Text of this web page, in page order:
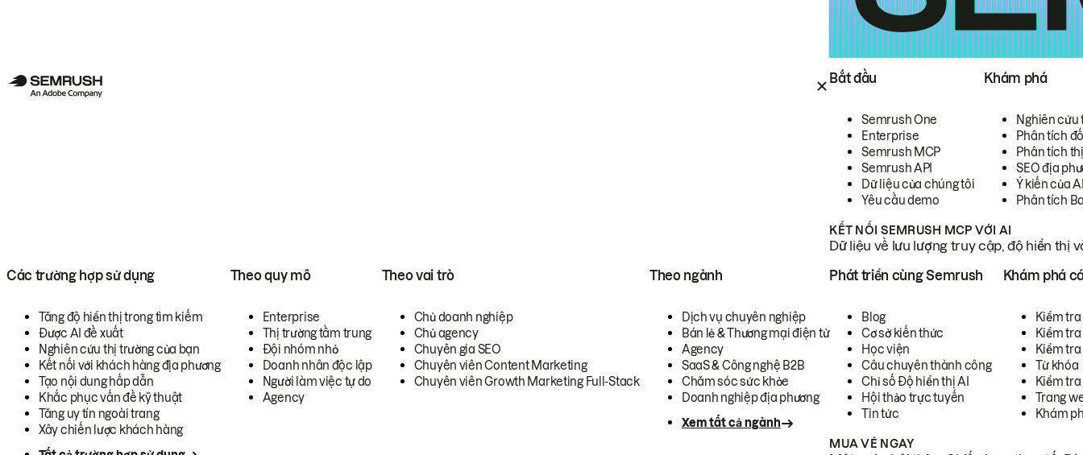
Bắt đầu
Semrush One
Enterprise
Semrush MCP
Semrush API
Dữ liệu của chúng tôi
Yêu cầu demo
Khám phá
Nghiên cứu
Phân tích
Phân tích
SEO địa
Ý kiến của
Phân tích
KẾT NỐI SEMRUSH MCP VỚI AI
Dữ liệu về lưu lượng truy cập, độ hiển thị
Các trường hợp sử dụng
Tăng độ hiển thị trong tìm kiếm
Được AI đề xuất
Nghiên cứu thị trường của bạn
Kết nối với khách hàng địa phương
Tạo nội dung hấp dẫn
Khắc phục vấn đề kỹ thuật
Tăng uy tín ngoài trang
Xây chiến lược khách hàng
Theo quy mô
Enterprise
Thị trường tầm trung
Đội nhóm nhỏ
Doanh nhân độc lập
Người làm việc tự do
Agency
Theo vai trò
Chủ doanh nghiệp
Chủ agency
Chuyên gia SEO
Chuyên viên Content Marketing
Chuyên viên Growth Marketing Full-Stack
Theo ngành
Dịch vụ chuyên nghiệp
Bán lẻ & Thương mại điện tử
Agency
SaaS & Công nghệ B2B
Chăm sóc sức khỏe
Doanh nghiệp địa phương
Xem tất cả ngành
Phát triển cùng Semrush
Blog
Cơ sở kiến thức
Học viện
Câu chuyên thành công
Chỉ số Độ hiển thị AI
Hội thảo trực tuyến
Tin tức
Khám phá
Kiểm
Kiểm tra
Kiểm
Từ khóa
Kiểm
Trang
Khám
MUA VÉ NGAY